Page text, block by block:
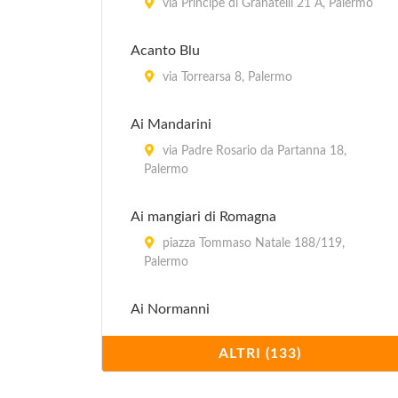
via Principe di Granatelli 21 A, Palermo
Acanto Blu
via Torrearsa 8, Palermo
Ai Mandarini
via Padre Rosario da Partanna 18,
Palermo
Ai mangiari di Romagna
piazza Tommaso Natale 188/119,
Palermo
Ai Normanni
piazza Vittoria 25, Palermo
ALTRI (133)